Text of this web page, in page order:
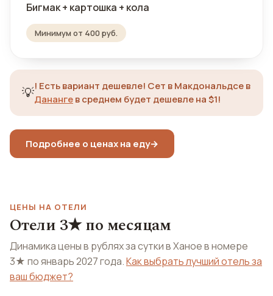
Бигмак + картошка + кола
Минимум от 400 руб.
💡! Есть вариант дешевле! Сет в Макдональдсе в
Данангев среднем будет дешевле на $1!
Подробнее о ценах на еду→
ЦЕНЫ НА ОТЕЛИ
Отели 3★ по месяцам
Динамика цены в рублях за сутки в Ханое в номере
3★ по январь 2027 года.Как выбрать лучший отель за
ваш бюджет?